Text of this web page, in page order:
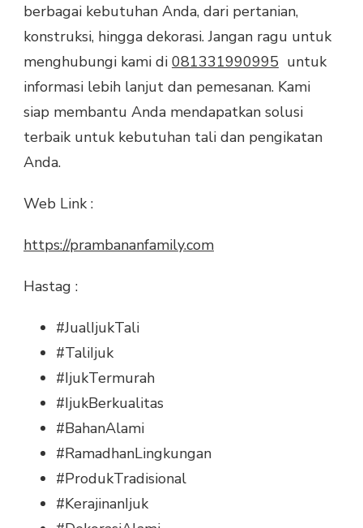
berbagai kebutuhan Anda, dari pertanian,
konstruksi, hingga dekorasi. Jangan ragu untuk
menghubungi kami di 081331990995 untuk
informasi lebih lanjut dan pemesanan. Kami
siap membantu Anda mendapatkan solusi
terbaik untuk kebutuhan tali dan pengikatan
Anda.
Web Link :
https://prambananfamily.com
Hastag :
#JualIjukTali
#TaliIjuk
#IjukTermurah
#IjukBerkualitas
#BahanAlami
#RamadhanLingkungan
#ProdukTradisional
#KerajinanIjuk